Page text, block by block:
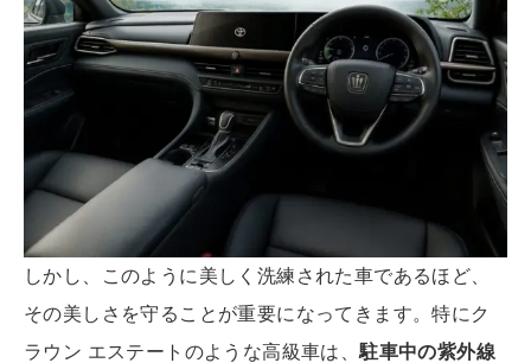
しかし、このように美しく洗練された車であるほど、
その美しさを守ることが重要になってきます。特にク
ラウン エステートのような高級車は、駐車中の紫外線